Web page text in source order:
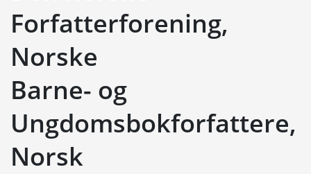
Forfatterforening,
Norske
Barne- og
Ungdomsbokforfattere,
Norsk